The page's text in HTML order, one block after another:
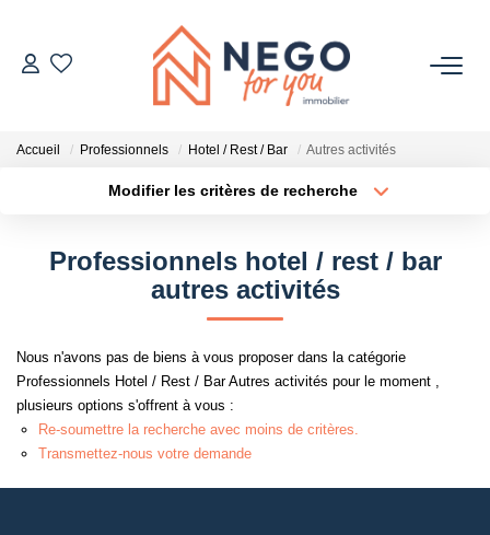
ACHETER
À PROPOS
Accueil Professionnels Hotel / Rest / Bar Autres activités
Modifier les critères de recherche
Type de bien
Surface min
Créer une alerte
Professionnels hotel / rest / bar
autres activités
Nous n'avons pas de biens à vous proposer dans la catégorie
Professionnels Hotel / Rest / Bar Autres activités pour le moment ,
plusieurs options s'offrent à vous :
Re-soumettre la recherche avec moins de critères.
Transmettez-nous votre demande